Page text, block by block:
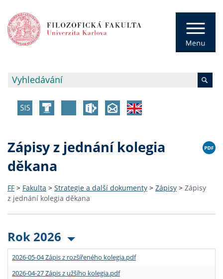
Zápisy z jednání kolegia
děkana
FF > Fakulta > Strategie a další dokumenty > Zápisy > Zápisy
z jednání kolegia děkana
Rok 2026
2026-05-04 Zápis z rozšířeného kolegia.pdf
2026-04-27 Zápis z užšího kolegia.pdf